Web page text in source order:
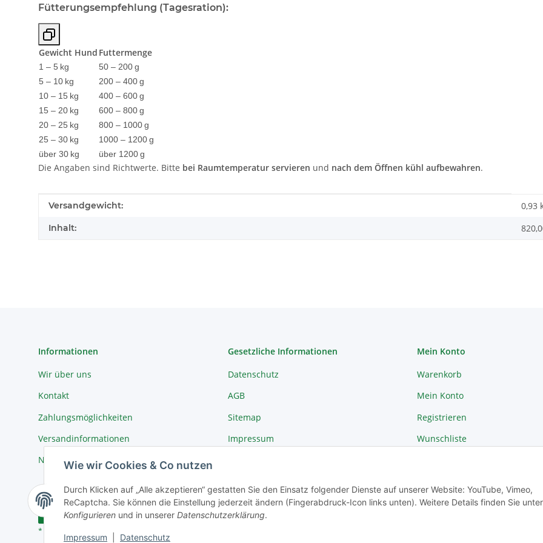
Wie wir Cookies & Co nutzen
Durch Klicken auf „Alle akzeptieren“ gestatten Sie den Einsatz folgender Dienste auf unserer Website: YouTube, Vimeo,
ReCaptcha. Sie können die Einstellung jederzeit ändern (Fingerabdruck-Icon links unten). Weitere Details finden Sie unter
Konfigurieren und in unserer Datenschutzerklärung.
Impressum Datenschutz
Fütterungsempfehlung (Tagesration):
Gewicht Hund Futtermenge
1 – 5 kg
50 – 200 g
5 – 10 kg
200 – 400 g
10 – 15 kg
400 – 600 g
15 – 20 kg
600 – 800 g
20 – 25 kg
800 – 1000 g
25 – 30 kg
1000 – 1200 g
über 30 kg
über 1200 g
Die Angaben sind Richtwerte. Bitte bei Raumtemperatur servieren und nach dem Öffnen kühl aufbewahren.
Produkteigenschaft
Wert
Versandgewicht: 0,93
Inhalt:
Informationen
Wir über uns
Kontakt
Zahlungsmöglichkeiten
Versandinformationen
Newsletter
Gesetzliche Informationen
Datenschutz
AGB
Sitemap
Impressum
Mein Konto
Warenkorb
Mein Konto
Registrieren
Wunschliste
Vertrag widerrufen
* Alle Preise inkl. gesetzlicher USt., zzgl.